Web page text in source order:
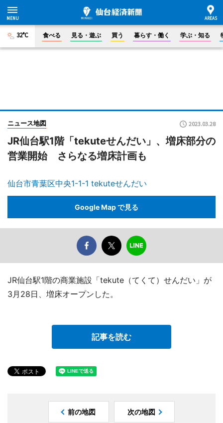
32°C 食べる 見る・遊ぶ 買う 暮らす・働く 学ぶ・知る
ニュース地図 2023.03.28
JR仙台駅1階「tekuteせんだい」、増床部分の
営業開始 さらなる増床計画も
仙台市青葉区中央1-1-1 tekuteせんだい
Google Map で見る
JR仙台駅1階の商業施設「tekute（てくて）せんだい」が
3月28日、増床オープンした。
記事を読む
前の地図 次の地図